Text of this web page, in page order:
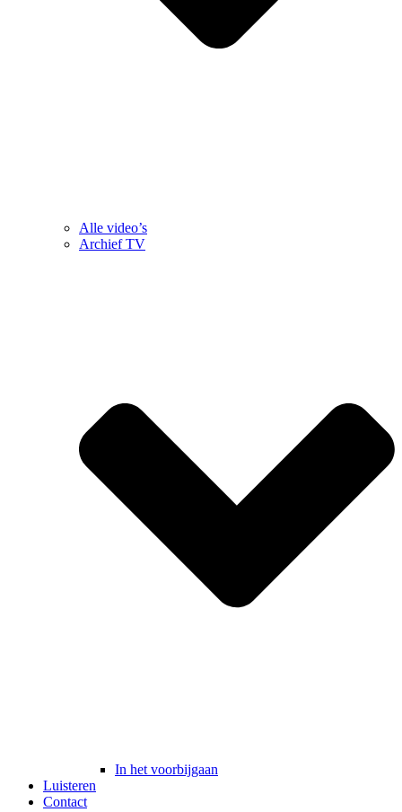
Alle video’s
Archief TV
In het voorbijgaan
Luisteren
Contact